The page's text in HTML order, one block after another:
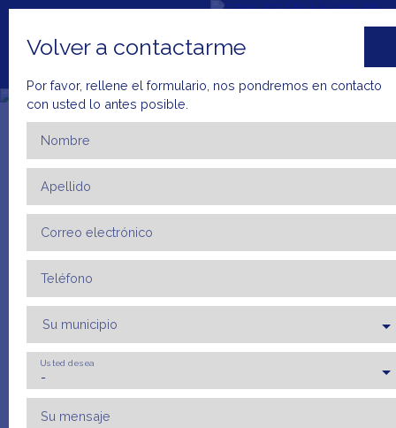
Inicio Comprar Alquilar Alquiler
+33 4 66 23 79
ESTIMA
Volver a contactarme
Por favor, rellene el formulario, nos pondremos en contacto
con usted lo antes posible.
Nombre
Apellido
Correo electrónico
Teléfono
Su municipio
-
Usted desea
Su mensaje